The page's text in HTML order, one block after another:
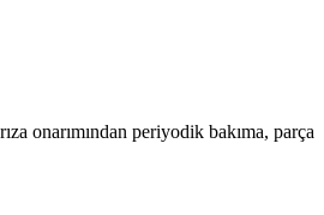
onarımından periyodik bakıma, parça